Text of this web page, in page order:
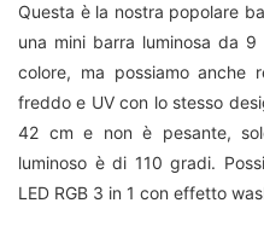
Questa è la nostra popolare
una mini barra luminosa da
colore, ma possiamo anche
freddo e UV con lo stesso
42 cm e non è pesante,
luminoso è di 110 gradi.
LED RGB 3 in 1 con effetto